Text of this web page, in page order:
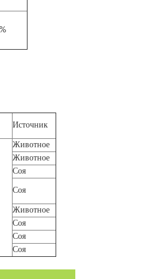
Источник
Животное
Животное
Соя
Соя
Животное
Соя
Соя
Соя